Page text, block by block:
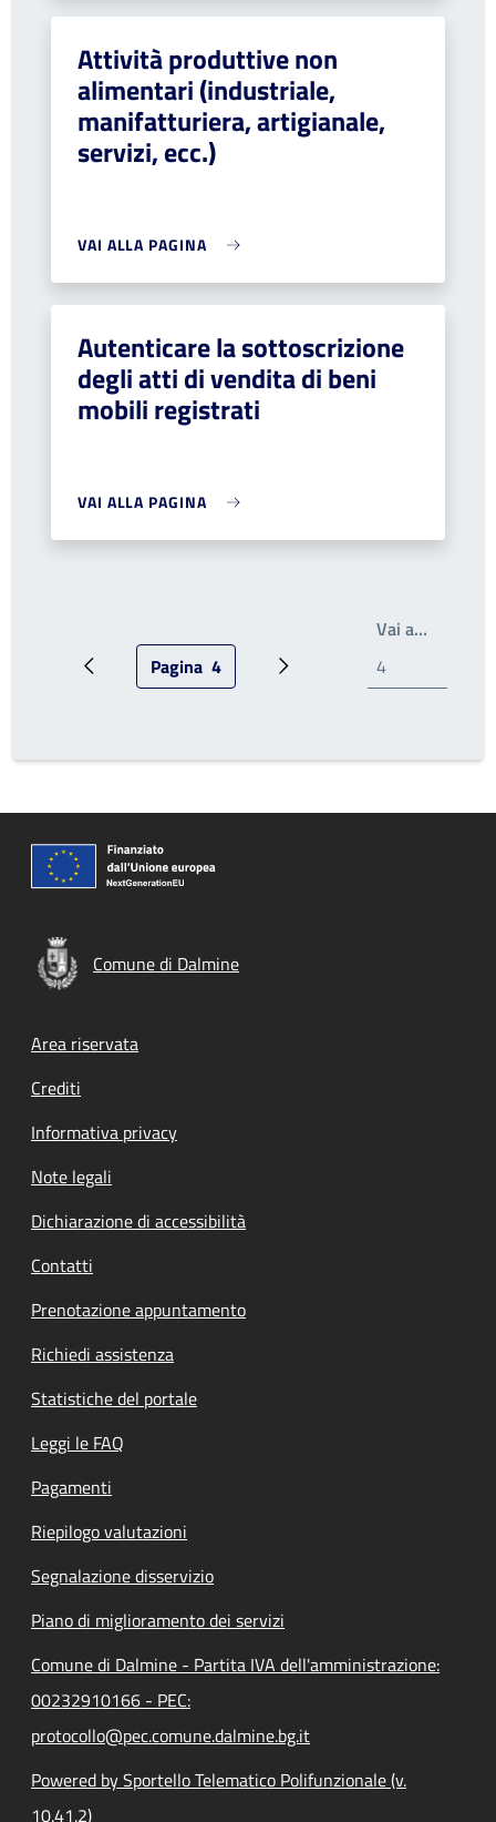
Attività produttive non
alimentari (industriale,
manifatturiera, artigianale,
servizi, ecc.)
VAI ALLA PAGINA
Autenticare la sottoscrizione
degli atti di vendita di beni
mobili registrati
VAI ALLA PAGINA
Pagina precedentePagina attuale
Pagina 4 Prossima pagina
Vai a…
Comune di Dalmine
Footer menu
Area riservata
Crediti
Informativa privacy
Note legali
Dichiarazione di accessibilità
Contatti
Prenotazione appuntamento
Richiedi assistenza
Statistiche del portale
Leggi le FAQ
Pagamenti
Riepilogo valutazioni
Segnalazione disservizio
Piano di miglioramento dei servizi
Comune di Dalmine - Partita IVA dell'amministrazione:
00232910166 - PEC:
protocollo@pec.comune.dalmine.bg.it
Powered by Sportello Telematico Polifunzionale (v.
10.41.2)